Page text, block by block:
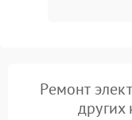
Ремонт